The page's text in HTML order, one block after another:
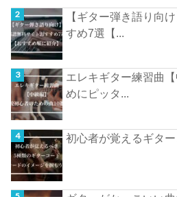
【ギター弾き語り向
すめ7選【...
エレキギター練習曲
めにピッタ...
初心者が覚えるギタ